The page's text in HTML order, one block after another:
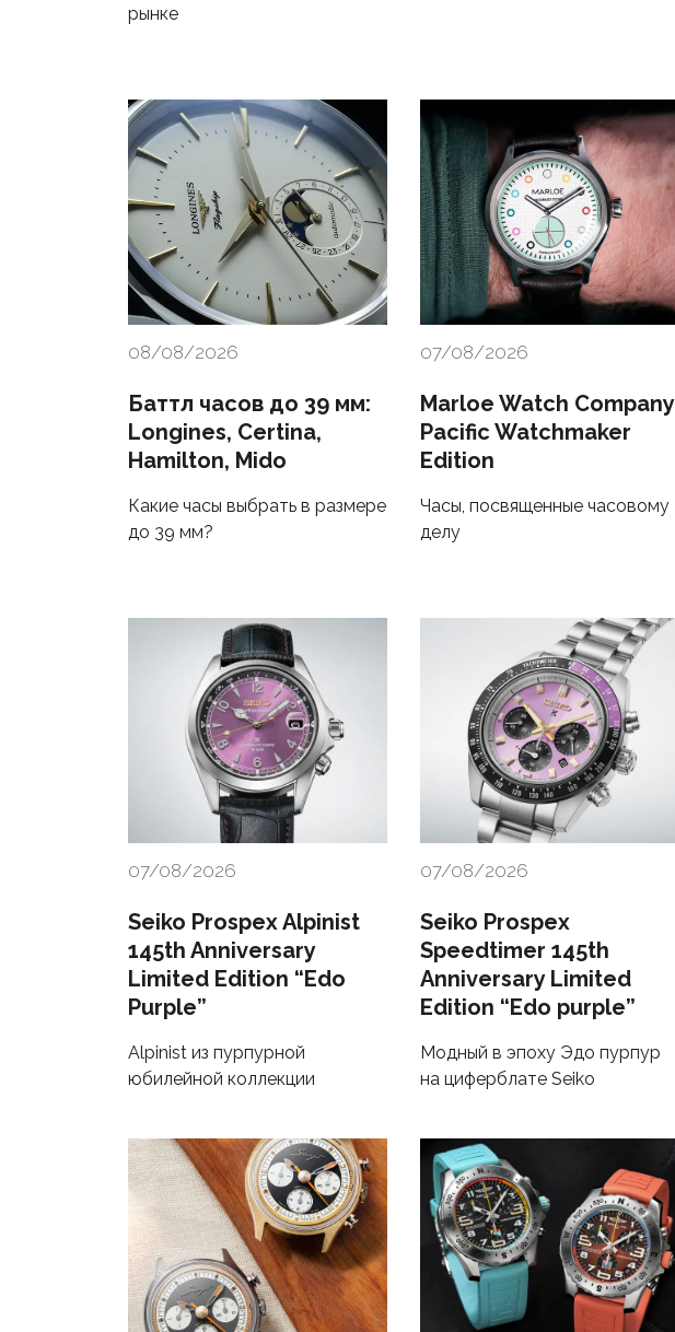
рынке
08/08/2026
Баттл часов до 39 мм:
Longines, Certina,
Hamilton, Mido
Какие часы выбрать в размере
до 39 мм?
07/08/2026
Marloe Watch Company
Pacific Watchmaker
Edition
Часы, посвященные часовому
делу
07/08/2026
Seiko Prospex Alpinist
145th Anniversary
Limited Edition “Edo
Purple”
Alpinist из пурпурной
юбилейной коллекции
07/08/2026
Seiko Prospex
Speedtimer 145th
Anniversary Limited
Edition “Edo purple”
Модный в эпоху Эдо пурпур
на циферблате Seiko